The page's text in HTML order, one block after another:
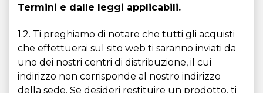
Termini e dalle leggi applicabili.
1.2. Ti preghiamo di notare che tutti gli acquisti
che effettuerai sul sito web ti saranno inviati da
uno dei nostri centri di distribuzione, il cui
indirizzo non corrisponde al nostro indirizzo
della sede. Se desideri restituire un prodotto, ti